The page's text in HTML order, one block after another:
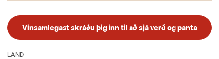
Vinsamlegast skráðu þig inn til að sjá verð og panta
LAND